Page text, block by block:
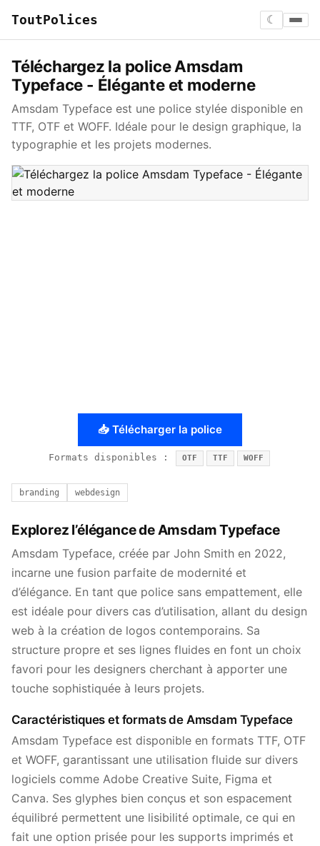
ToutPolices ☾
Téléchargez la police Amsdam
Typeface - Élégante et moderne
Amsdam Typeface est une police stylée disponible en
TTF, OTF et WOFF. Idéale pour le design graphique, la
typographie et les projets modernes.
📥 Télécharger la police
Formats disponibles : OTF TTF WOFF
branding webdesign
Explorez l’élégance de Amsdam Typeface
Amsdam Typeface, créée par John Smith en 2022,
incarne une fusion parfaite de modernité et
d’élégance. En tant que police sans empattement, elle
est idéale pour divers cas d’utilisation, allant du design
web à la création de logos contemporains. Sa
structure propre et ses lignes fluides en font un choix
favori pour les designers cherchant à apporter une
touche sophistiquée à leurs projets.
Caractéristiques et formats de Amsdam Typeface
Amsdam Typeface est disponible en formats TTF, OTF
et WOFF, garantissant une utilisation fluide sur divers
logiciels comme Adobe Creative Suite, Figma et
Canva. Ses glyphes bien conçus et son espacement
équilibré permettent une lisibilité optimale, ce qui en
fait une option prisée pour les supports imprimés et